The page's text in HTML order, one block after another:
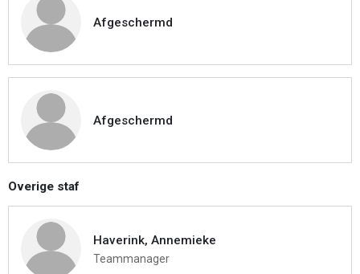
Afgeschermd
Afgeschermd
Overige staf
Haverink, Annemieke
Teammanager